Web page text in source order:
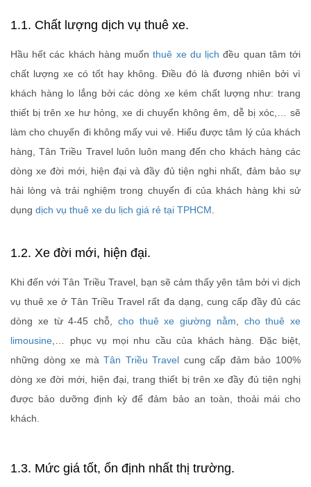
1.1. Chất lượng dịch vụ thuê xe.
Hầu hết các khách hàng muốnthuê xe du lịch đều quan tâm tới
chất lượng xe có tốt hay không. Điều đó là đương nhiên bởi vì
khách hàng lo lắng bởi các dòng xe kém chất lượng như: trang
thiết bị trên xe hư hỏng, xe di chuyển không êm, dễ bị xóc,… sẽ
làm cho chuyến đi không mấy vui vẻ. Hiểu được tâm lý của khách
hàng, Tân Triều Travel luôn luôn mang đến cho khách hàng các
dòng xe đời mới, hiện đại và đầy đủ tiện nghi nhất, đảm bảo sự
hài lòng và trải nghiệm trong chuyến đi của khách hàng khi sử
dụng dịch vụ thuê xe du lịch giá rẻ tại TPHCM
1.2. Xe đời mới, hiện đại.
Khi đến với Tân Triều Travel, bạn sẽ cảm thấy yên tâm bởi vì dịch
vụ thuê xe ở Tân Triều Travel rất đa dạng, cung cấp đầy đủ các
dòng xe từ 4-45 chỗ, cho thuê xe giường nằm
cho thuê xe
limousine ,… phục vụ mọi nhu cầu của khách hàng. Đặc biệt,
những dòng xe màTân Triều Travel cung cấp đảm bảo 100%
dòng xe đời mới, hiện đại, trang thiết bị trên xe đầy đủ tiện nghị
được bảo dưỡng định kỳ để đảm bảo an toàn, thoải mái cho
khách.
1.3. Mức giá tốt, ổn định nhất thị trường.